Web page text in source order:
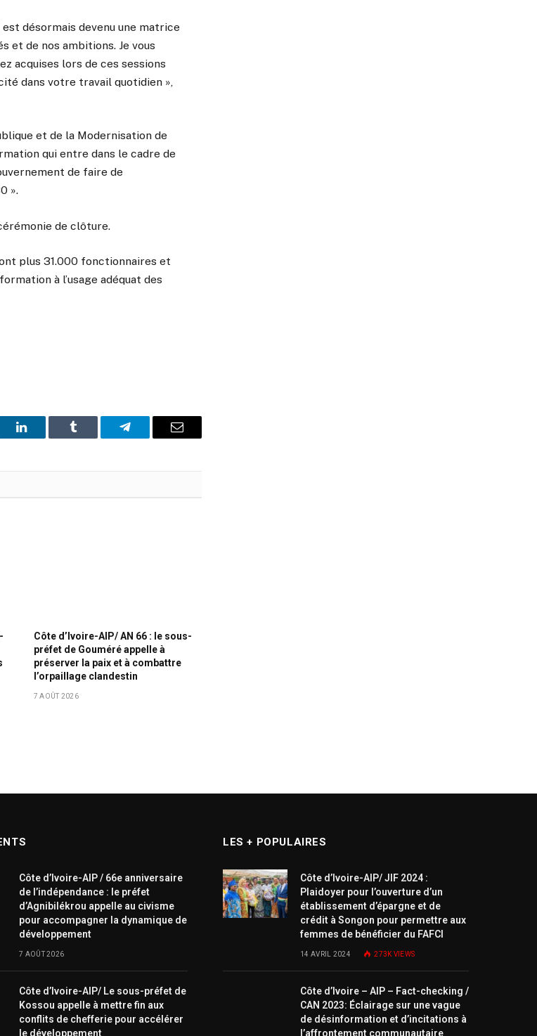
désormais devenu une matrice
et de nos ambitions. Je vous
acquises lors de ces sessions
dans votre travail quotidien »,
et de la Modernisation de
qui entre dans le cadre de
de faire de
».
de clôture.
plus 31.000 fonctionnaires et
à l’usage adéquat des
LinkedIn Tumblr Telegram Email
Côte d’Ivoire-AIP/ AN 66 : le sous-
préfet de Gouméré appelle à
préserver la paix et à combattre
l’orpaillage clandestin
7 AOÛT 2026
Côte d’Ivoire-AIP / 66e anniversaire
de l’indépendance : le préfet
d’Agnibilékrou appelle au civisme
pour accompagner la dynamique de
développement
7 AOÛT 2026
Côte d’Ivoire-AIP/ Le sous-préfet de
Kossou appelle à mettre fin aux
conflits de chefferie pour accélérer
le développement
LES + POPULAIRES
Côte d’Ivoire-AIP/ JIF 2024 :
Plaidoyer pour l’ouverture d’un
établissement d’épargne et de
crédit à Songon pour permettre aux
femmes de bénéficier du FAFCI
14 AVRIL 2024 273K VIEWS
Côte d’Ivoire – AIP – Fact-checking /
CAN 2023: Éclairage sur une vague
de désinformation et d’incitations à
l’affrontement communautaire